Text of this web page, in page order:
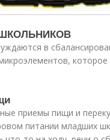
в
приемы пищи и
питании младших